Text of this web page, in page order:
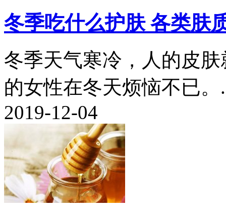
冬季吃什么护肤 各类肤
冬季天气寒冷，人的皮
的女性在冬天烦恼不已。
2019-12-04